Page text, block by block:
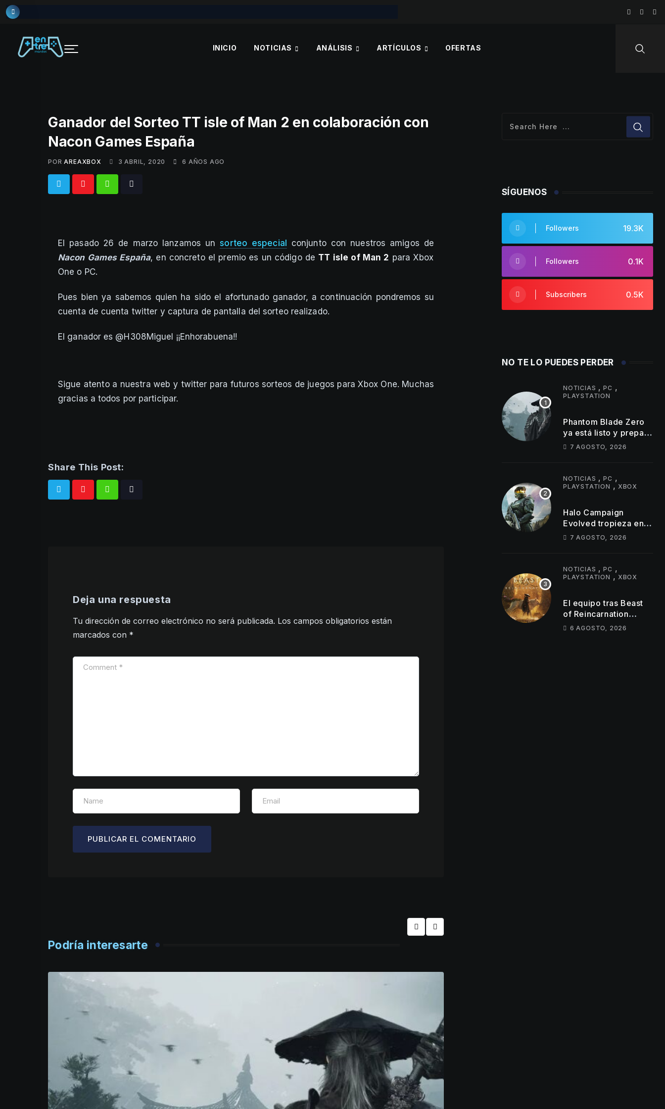
Skip
to
INICIO NOTICIAS ANÁLISIS ARTÍCULOS OFERTAS
Ganador del Sorteo TT isle of Man 2 en colaboración con
Nacon Games España
POR AREAXBOX 3 ABRIL, 2020 6 AÑOS AGO
WhatsappTiktok
El pasado 26 de marzo lanzamos unsorteo especial
conjunto con nuestros amigos de
Nacon Games España, en concreto el premio es un código de TT isle of Man 2 para Xbox
One o PC.
Pues bien ya sabemos quien ha sido el afortunado ganador, a continuación pondremos su
cuenta de cuenta twitter y captura de pantalla del sorteo realizado.
El ganador es @H308Miguel ¡¡Enhorabuena!!
Sigue atento a nuestra web y twitter para futuros sorteos de juegos para Xbox One. Muchas
gracias a todos por participar.
Share This Post:
WhatsappTiktok
Deja una respuesta
Tu dirección de correo electrónico no será publicada. Los campos obligatorios están
marcados con *
Podría interesarte
SÍGUENOS
19.3K
Followers
0.1K
Followers
0.5K
Subscribers
NO TE LO PUEDES PERDER
NOTICIAS ,PC ,
PLAYSTATION
Phantom Blade Zero
ya está listo y prepara
un gran anuncio con
7 AGOSTO, 2026
NOTICIAS ,PC ,
PLAYSTATION , XBOX
Halo Campaign
Evolved tropieza en
PlayStation y los
un lanzamiento muy
por debajo de lo
7 AGOSTO, 2026
NOTICIAS ,PC ,
PLAYSTATION , XBOX
El equipo tras Beast
of Reincarnation
anuncia mejoras en su
6 AGOSTO, 2026